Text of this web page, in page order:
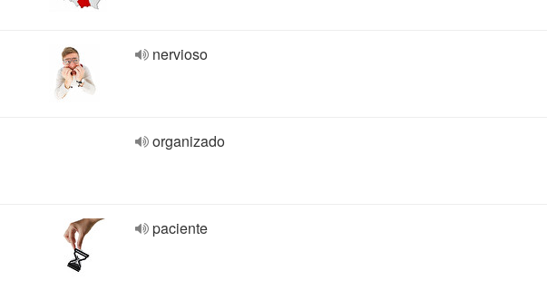
nervioso
organizado
paciente